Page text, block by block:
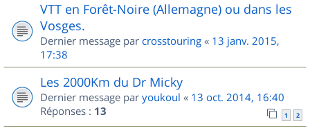
VTT en Forêt-Noire (Allemagne) ou dans les
Vosges.
Dernier message par crosstouring « 13 janv. 2015,
17:38
Les 2000Km du Dr Micky
Dernier message par youkoul « 13 oct. 2014, 16:40
Réponses : 13 1 2